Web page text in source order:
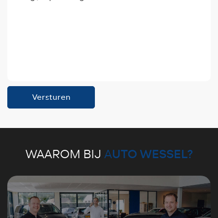
Versturen
WAAROM BIJ AUTO WESSEL?